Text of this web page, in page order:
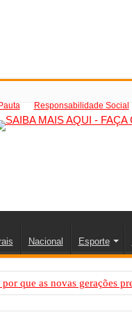
Responsabilidade Social
Nacional Esporte
que as novas gerações